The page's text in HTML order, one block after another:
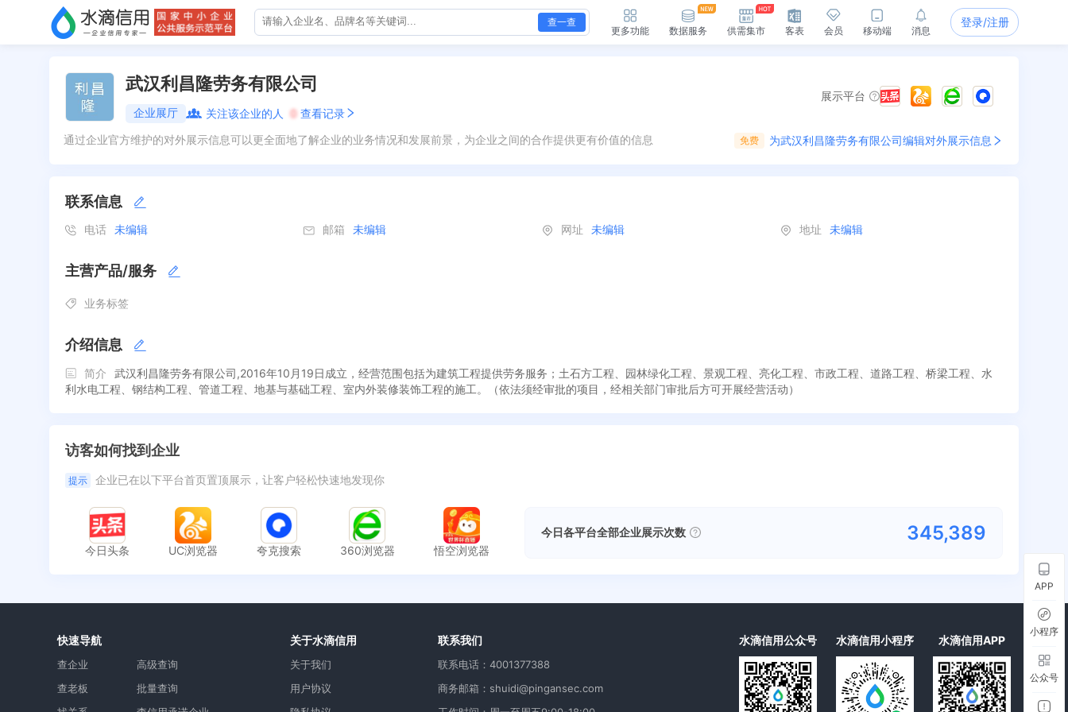
查一查
更多功能 数据服务 供需集市 客表 会员 移动端 消息
登录/注册
武汉利昌隆劳务有限公司
企业展厅 关注该企业的人 0 查看记录
展示平台
通过企业官方维护的对外展示信息可以更全面地了解企业的业务情况和发展前景，为企业之间的合作提供更有价值的信息 免费 为武汉利昌隆劳务有限公司编辑对外展示信息
联系信息
电话 未编辑 邮箱 未编辑 网址 未编辑 地址 未编辑
主营产品/服务
业务标签
介绍信息
简介
武汉利昌隆劳务有限公司,2016年10月19日成立，经营范围包括为建筑工程提供劳务服务；土石方工程、园林绿化工程、景观工程、亮化工程、市政工程、道路工程、桥梁工程、水
利水电工程、钢结构工程、管道工程、地基与基础工程、室内外装修装饰工程的施工。（依法须经审批的项目，经相关部门审批后方可开展经营活动）
访客如何找到企业
提示 企业已在以下平台首页置顶展示，让客户轻松快速地发现你
今日头条 UC浏览器 夸克搜索 360浏览器 悟空浏览器
今日各平台全部企业展示次数 345,389
快速导航
查企业
查老板
高级查询
批量查询
关于水滴信用
关于我们
用户协议
联系我们
联系电话：4001377388
商务邮箱：shuidi@pingansec.com
水滴信用公众号 水滴信用小程序 水滴信用APP
APP
小程序
公众号